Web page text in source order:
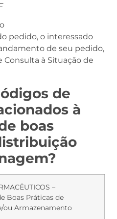
pedido, o interessado
de seu pedido,
à Situação de
de
à
boas
–
Boas Práticas de
ou Armazenamento